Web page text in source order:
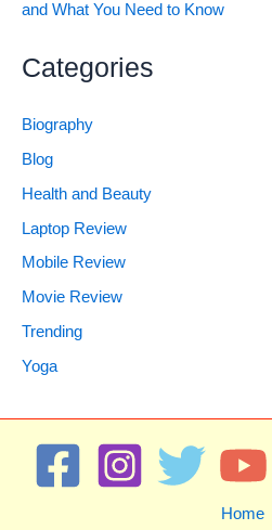
and What You Need to Know
Categories
Biography
Blog
Health and Beauty
Laptop Review
Mobile Review
Movie Review
Trending
Yoga
Home